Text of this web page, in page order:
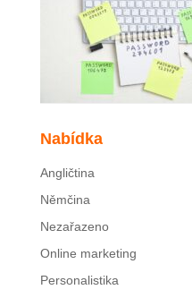
Nabídka
Angličtina
Němčina
Nezařazeno
Online marketing
Personalistika